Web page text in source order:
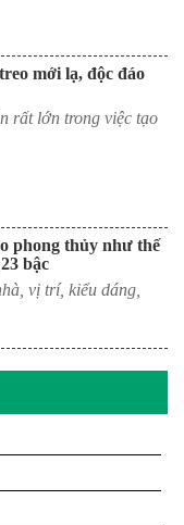
mới lạ, độc đáo
rất lớn trong việc tạo
phong thủy như thế
bậc
vị trí, kiểu dáng,